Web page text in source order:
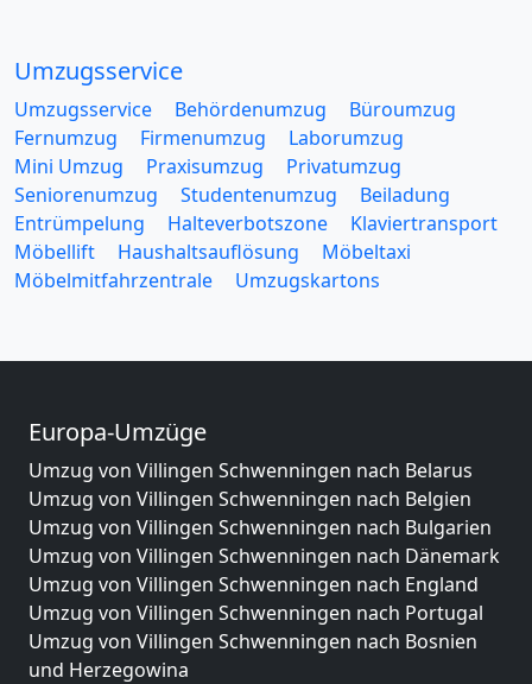
Umzugsservice
Umzugsservice Behördenumzug
Büroumzug
Fernumzug
Firmenumzug
Laborumzug
Mini Umzug
Praxisumzug
Privatumzug
Seniorenumzug
Studentenumzug
Beiladung
Entrümpelung
Halteverbotszone
Klaviertransport
Möbellift
Haushaltsauflösung
Möbeltaxi
Möbelmitfahrzentrale
Umzugskartons
Europa-Umzüge
Umzug von Villingen Schwenningen nach Belarus
Umzug von Villingen Schwenningen nach Belgien
Umzug von Villingen Schwenningen nach Bulgarien
Umzug von Villingen Schwenningen nach Dänemark
Umzug von Villingen Schwenningen nach England
Umzug von Villingen Schwenningen nach Portugal
Umzug von Villingen Schwenningen nach Bosnien
und Herzegowina